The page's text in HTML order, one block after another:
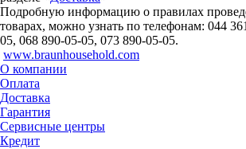
Подробную информацию о правилах
товарах, можно узнать по телефонам: 044
05, 068 890-05-05, 073 890-05-05.
www.braunhousehold.com
О компании
Оплата
Доставка
Гарантия
Сервисные центры
Кредит